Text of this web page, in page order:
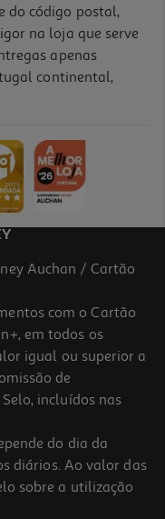
14cl Pack 4
do código postal,
na loja que serve
apenas
continental,
Auchan / Cartão
com o Cartão
em todos os
igual ou superior a
de
incluídos nas
do dia da
diários. Ao valor das
sobre a utilização